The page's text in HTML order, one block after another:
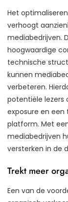
Het
verhoogt
mediabedrijven.
hoogwaardige
technische
kunnen
verbeteren.
potentiële lezers
exposure en
platform. Met
mediabedrijven
versterken in de
Trekt meer
Een van de